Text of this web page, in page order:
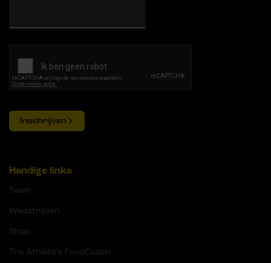
Inschrijven
Handige links
Team
Wedstrijden
Shop
The Athlete's FoodCoach